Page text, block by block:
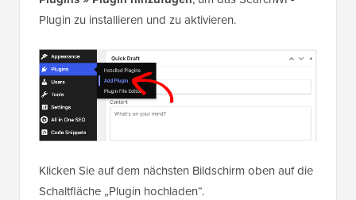
Plugin zu installieren und zu aktivieren.
Klicken Sie auf dem nächsten Bildschirm oben auf die
Schaltfläche „Plugin hochladen“.